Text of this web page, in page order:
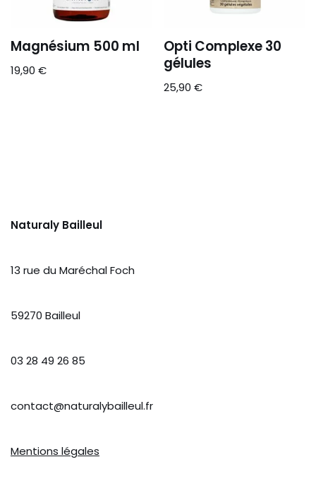
Magnésium 500 ml
19,90 €
Opti Complexe 30
gélules
25,90€
Naturaly Bailleul
13 rue du Maréchal Foch
59270 Bailleul
03 28 49 26 85
contact@naturalybailleul.fr
Mentions légales